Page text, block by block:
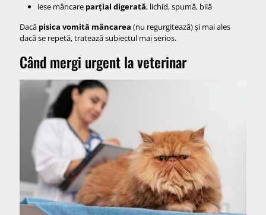
iese mâncare parțial digerată, lichid, spumă, bilă
Dacă pisica vomită mâncarea (nu regurgitează) și mai ales
dacă se repetă, tratează subiectul mai serios.
Când mergi urgent la veterinar